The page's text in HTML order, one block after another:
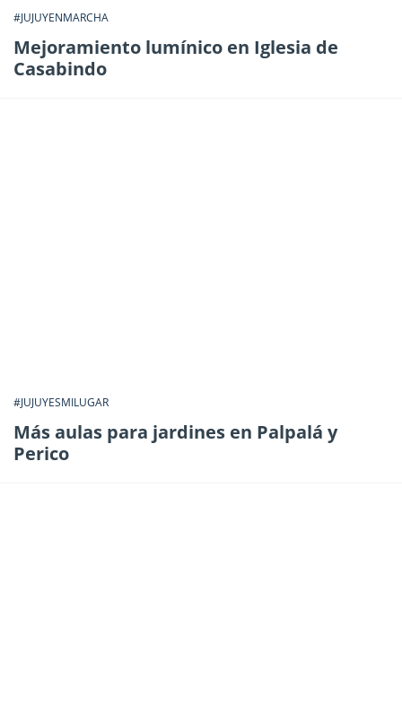
#JUJUYENMARCHA
Mejoramiento lumínico en Iglesia de
Casabindo
#JUJUYESMILUGAR
Más aulas para jardines en Palpalá y
Perico